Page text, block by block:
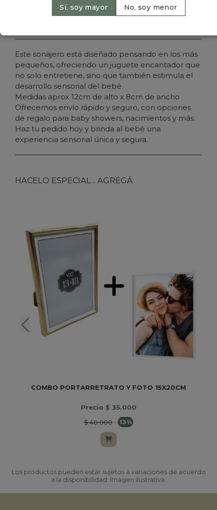
Agregar al carrito
Este sonajero está diseñado pensando en los más
pequeños, ofreciendo un juguete encantador que
no solo entretiene, sino que también estimula el
desarrollo sensorial del bebé.
Medidas aprox 12cm de alto x 8cm de ancho
Ofrecemos envío rápido y seguro, con opciones
de regalo para baby showers, nacimientos y más.
Haz tu pedido hoy y brinda al bebé una
experiencia sensorial única y segura.
HACELO ESPECIAL... AGREGÁ
COMBO PORTARRETRATO Y FOTO 15X20CM
Precio $ 35.000
$ 40.000- 13%
Los productos pueden estar sujetos a variaciones de acuerdo
a la disponibilidad. Imagen ilustrativa.